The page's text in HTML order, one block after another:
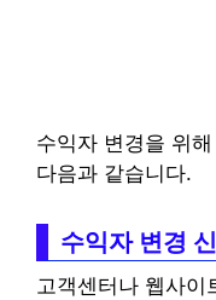
수익자 변경을 위
다음과 같습니다.
수익자 변경
고객센터나 웹사이